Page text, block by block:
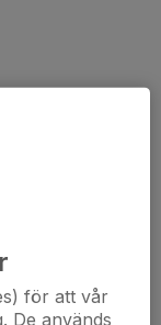
för att vår
De används